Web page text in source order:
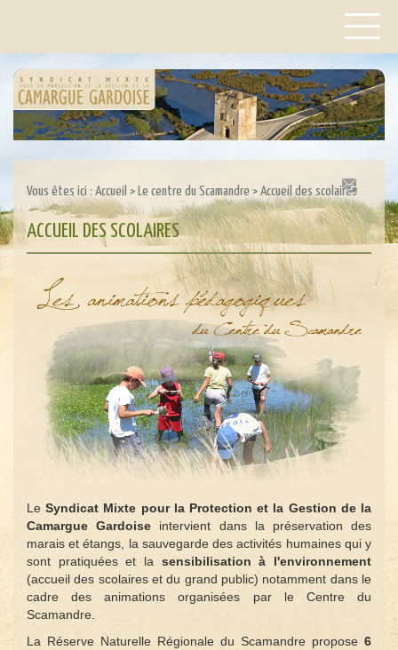
Vous êtes ici : Accueil > Le centre du Scamandre > Accueil des scolaires
ACCUEIL DES SCOLAIRES
LeSyndicat Mixte pour la Protection et la Gestion de la
Camargue Gardoise intervient dans la préservation des
marais et étangs, la sauvegarde des activités humaines qui y
sont pratiquées et la sensibilisation à l'environnement
(accueil des scolaires et du grand public) notamment dans le
cadre des animations organisées par le Centre du
Scamandre.
La Réserve Naturelle Régionale du Scamandre propose 6